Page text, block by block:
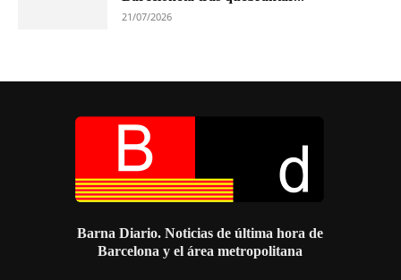
21/07/2026
Barna Diario. Noticias de última hora de
Barcelona y el área metropolitana